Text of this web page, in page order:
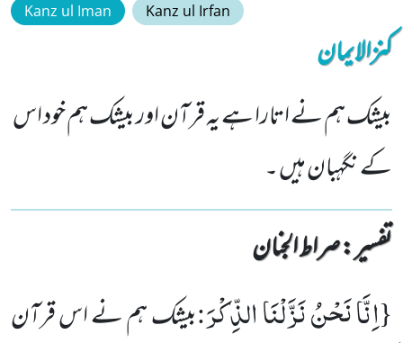
Kanz ul Iman Kanz ul Irfan
کنزالایمان
بیشک ہم نے اتارا ہے یہ قرآن اور بیشک ہم خود اس
کے نگہبان ہیں ۔
تفسیر : ‎صراط الجنان
{اِنَّا نَحْنُ نَزَّلْنَا الذِّكْرَ:بیشک ہم نے اس قرآن